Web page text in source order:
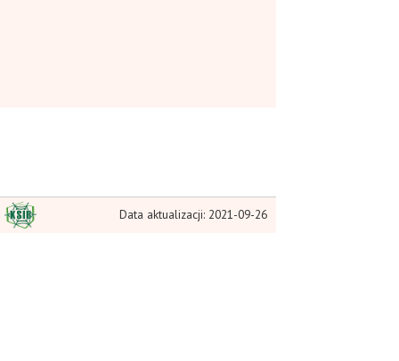
Data aktualizacji: 2021-09-26